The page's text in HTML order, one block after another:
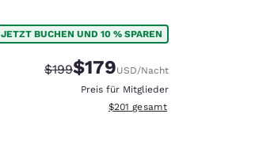
JETZT BUCHEN UND 10 % SPAREN
Durchgestrichener Preis:
$199Vergünstigter Preis:
$179USD/Nacht
Preis für Mitglieder
Geschätzte Gesamtdetails
$201 gesamt